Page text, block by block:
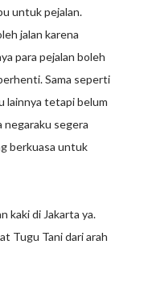
untuk pejalan.
jalan karena
para pejalan boleh
Sama seperti
lainnya tetapi belum
negaraku segera
berkuasa untuk
kaki di Jakarta ya.
Tugu Tani dari arah